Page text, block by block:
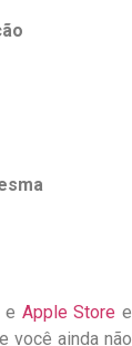
e Apple Store e
você ainda não